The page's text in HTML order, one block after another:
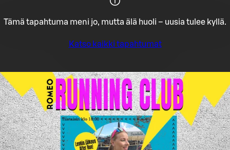
Tämä tapahtuma meni jo, mutta älä huoli – uusia tulee kyllä.
Katso kaikki tapahtumat